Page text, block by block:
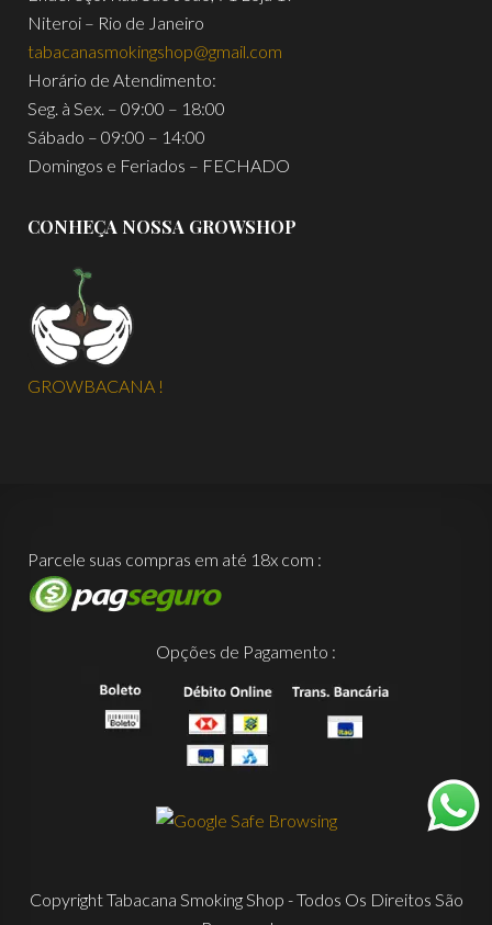
Niteroi – Rio de Janeiro
tabacanasmokingshop@gmail.com
Horário de Atendimento:
Seg. à Sex. – 09:00 – 18:00
Sábado – 09:00 – 14:00
Domingos e Feriados – FECHADO
CONHEÇA NOSSA GROWSHOP
GROWBACANA !
Parcele suas compras em até 18x com :
Opções de Pagamento :
Copyright Tabacana Smoking Shop - Todos Os Direitos São